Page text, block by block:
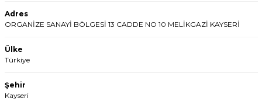
Adres
ORGANİZE SANAYİ BÖLGESİ 13 CADDE NO 10 MELİKGAZİ KAYSERİ
Ülke
Türkiye
Şehir
Kayseri